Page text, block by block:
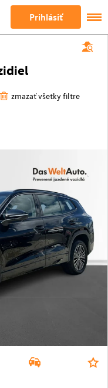
Prihlásiť
zmazať všetky filtre